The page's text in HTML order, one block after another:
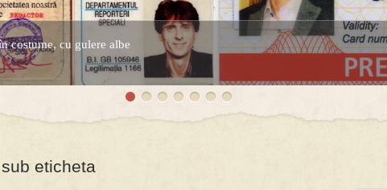
costume, cu gulere albe
controversatele conturi secrete ale Securitatii.
eticheta